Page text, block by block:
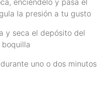
la presión a tu gusto
y seca el depósito del
uno o dos minutos